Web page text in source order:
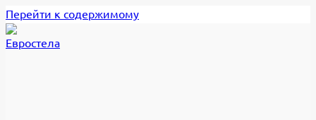
Перейти к содержимому